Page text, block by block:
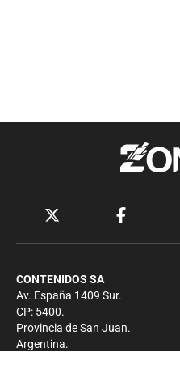
CONTENIDOS SA
Av. España 1409 Sur.
CP: 5400.
Provincia de San Juan.
Argentina.